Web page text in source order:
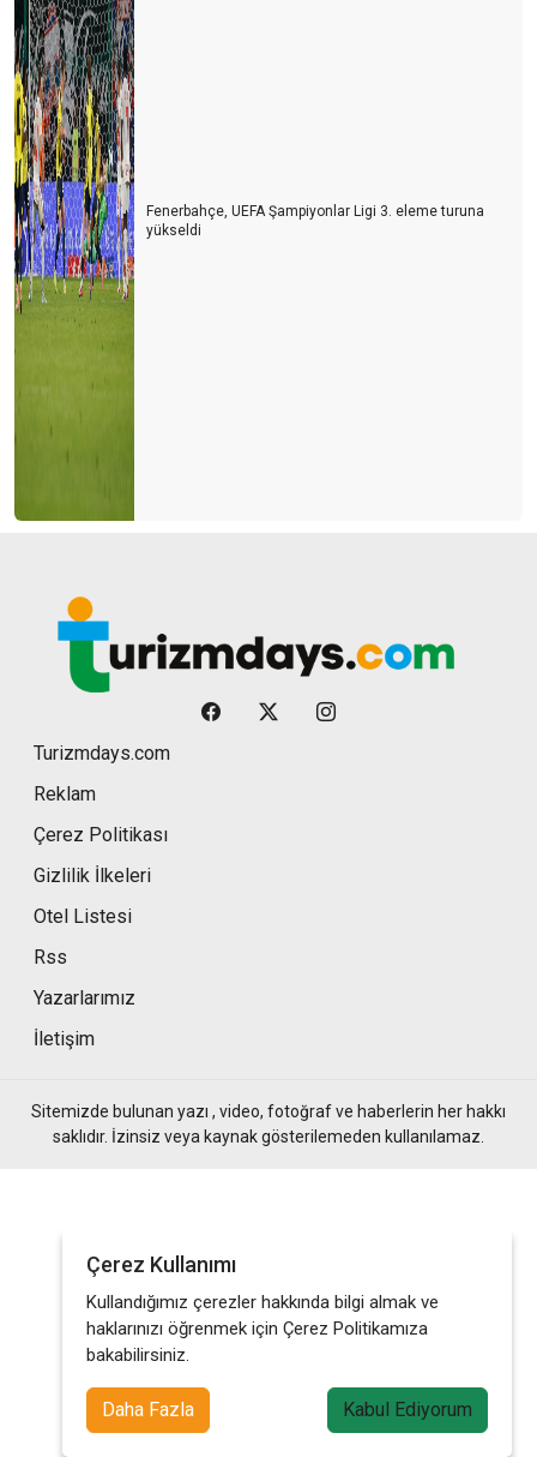
Fenerbahçe, UEFA Şampiyonlar Ligi 3. eleme turuna
yükseldi
Turizmdays.com
Reklam
Çerez Politikası
Gizlilik İlkeleri
Otel Listesi
Rss
Yazarlarımız
İletişim
Sitemizde bulunan yazı , video, fotoğraf ve haberlerin her hakkı
saklıdır. İzinsiz veya kaynak gösterilemeden kullanılamaz.
Çerez Kullanımı
Kullandığımız çerezler hakkında bilgi almak ve
haklarınızı öğrenmek için Çerez Politikamıza
bakabilirsiniz.
Daha Fazla Kabul Ediyorum